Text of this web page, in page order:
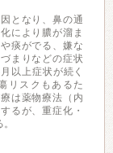
となり、鼻の通
により膿が溜ま
痰がでる、嫌な
まりなどの症状
以上症状が続く
リスクもあるた
は薬物療法（内
るが、重症化・